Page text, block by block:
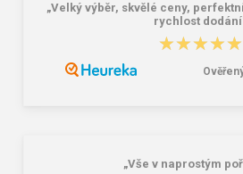
Demar JAVA 4722 E Dámske šľapky
„Velký výběr, skvělé ceny,
rychlost
★★★★★
★★★★★
„Vše v naprostým